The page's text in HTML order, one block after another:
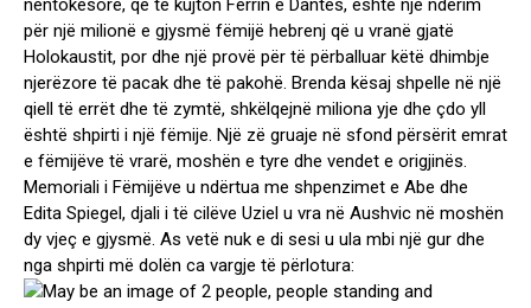
nëntokësore, që të kujton Ferrin e Dantes, është një nderim
për një milionë e gjysmë fëmijë hebrenj që u vranë gjatë
Holokaustit, por dhe një provë për të përballuar këtë dhimbje
njerëzore të pacak dhe të pakohë. Brenda kësaj shpelle në një
qiell të errët dhe të zymtë, shkëlqejnë miliona yje dhe çdo yll
është shpirti i një fëmije. Një zë gruaje në sfond përsërit emrat
e fëmijëve të vrarë, moshën e tyre dhe vendet e origjinës.
Memoriali i Fëmijëve u ndërtua me shpenzimet e Abe dhe
Edita Spiegel, djali i të cilëve Uziel u vra në Aushvic në moshën
dy vjeç e gjysmë. As vetë nuk e di sesi u ula mbi një gur dhe
nga shpirti më dolën ca vargje të përlotura: